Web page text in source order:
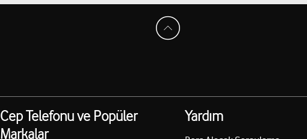
Cep Telefonu ve Popüler
Markalar
Yardım